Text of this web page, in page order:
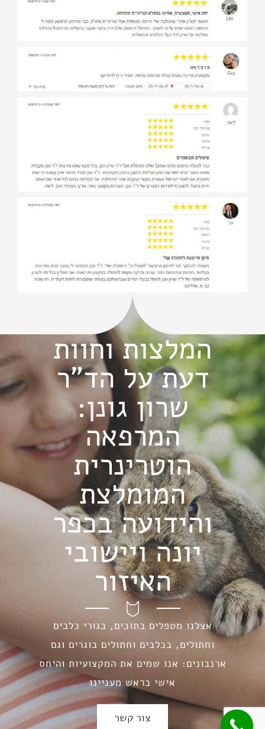
המלצות וחוות
דעת על הד"ר
שרון גונן:
המרפאה
הוטרינרית
המומלצת
והידועה בכפר
יונה ויישובי
האיזור
אצלנו מטפלים בתוכים, בגורי כלבים
וחתולים, בכלבים וחתולים בוגרים וגם
ארנבונים: אנו שמים את המקצועיות והיחס
אישי בראש מעניינו
צור קשר